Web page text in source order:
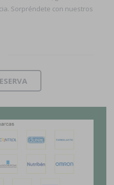
Sorpréndete con nuestros